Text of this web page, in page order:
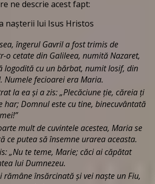
ne descrie acest fapt:
naşterii lui Isus Hristos
îngerul Gavril a fost trimis de
o cetate din Galileea, numită Nazaret,
logodită cu un bărbat, numit Iosif, din
Numele fecioarei era Maria.
la ea şi a zis: „Plecăciune ţie, căreia ţi
har; Domnul este cu tine, binecuvântată
mult de cuvintele acestea, Maria se
ce putea să însemne urarea aceasta.
„Nu te teme, Marie; căci ai căpătat
lui Dumnezeu.
rămâne însărcinată şi vei naşte un Fiu,